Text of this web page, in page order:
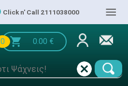
Click n' Call 2111038000 |||
0 0.00 €